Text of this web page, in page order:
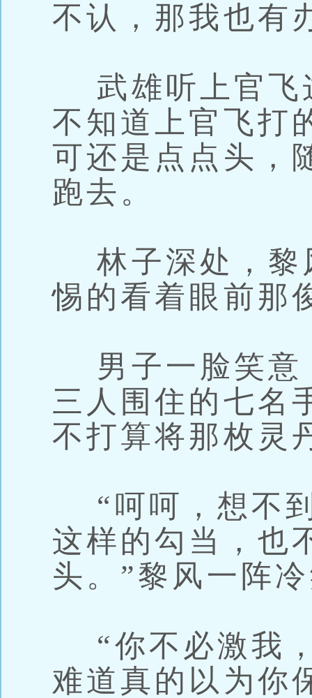
不认，那我也有
武雄听上官飞
不知道上官飞打
可还是点点头，
跑去。
林子深处，黎
惕的看着眼前那
男子一脸笑意
三人围住的七名
不打算将那枚灵
“呵呵，想不
这样的勾当，也
头。”黎风一阵
“你不必激我
难道真的以为你